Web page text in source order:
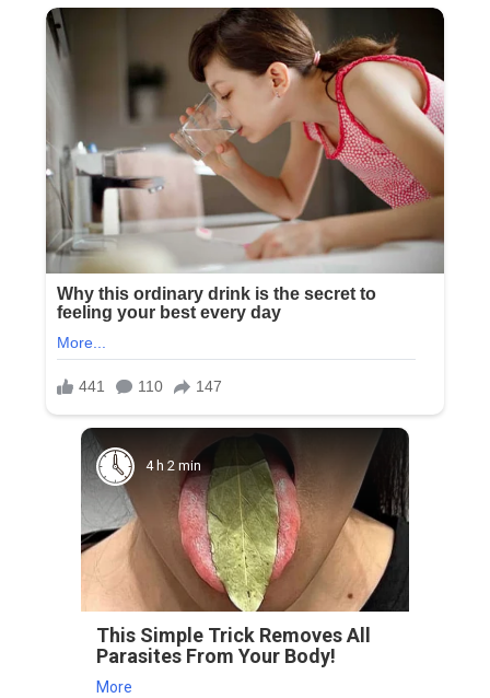
4 h 2 min
This Simple Trick Removes All
Parasites From Your Body!
More